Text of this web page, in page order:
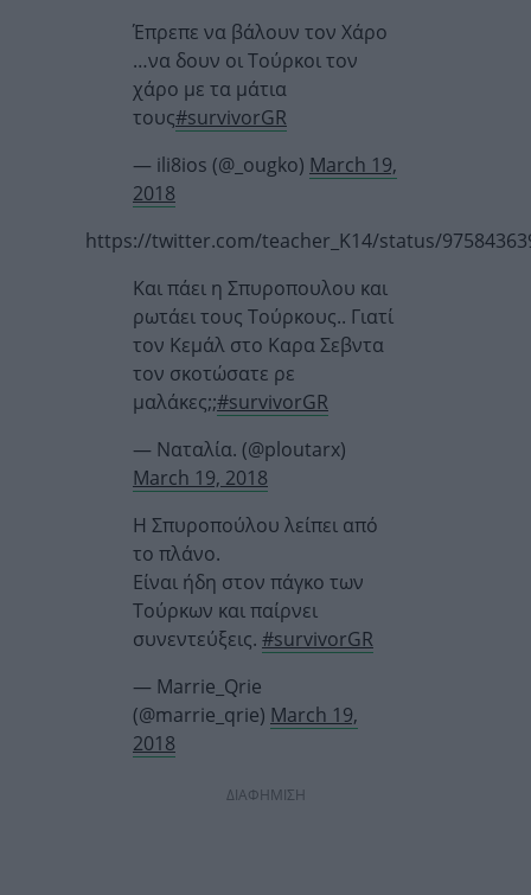
Έπρεπε να βάλουν τον Χάρο
…να δουν οι Τούρκοι τον
χάρο με τα μάτια
τους#survivorGR
— ili8ios (@_ougko) March 19,
2018
https://twitter.com/teacher_K14/status/
Και πάει η Σπυροπουλου και
ρωτάει τους Τούρκους.. Γιατί
τον Κεμάλ στο Καρα Σεβντα
τον σκοτώσατε ρε
μαλάκες;;#survivorGR
— Ναταλία. (@ploutarx)
March 19, 2018
Η Σπυροπούλου λείπει από
το πλάνο.
Είναι ήδη στον πάγκο των
Τούρκων και παίρνει
συνεντεύξεις. #survivorGR
— Marrie_Qrie
(@marrie_qrie) March 19,
2018
ΔΙΑΦΗΜΙΣΗ